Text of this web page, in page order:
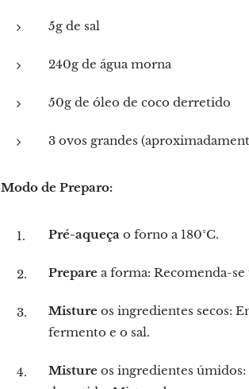
5g de sal
240g de água morna
50g de óleo de coco derretido
3 ovos grandes
Modo de Preparo:
Pré-aqueça o forno a 180°C.
Prepare a forma: Recomenda-
Misture os ingredientes secos:
fermento e o sal.
Misture os ingredientes úmidos: